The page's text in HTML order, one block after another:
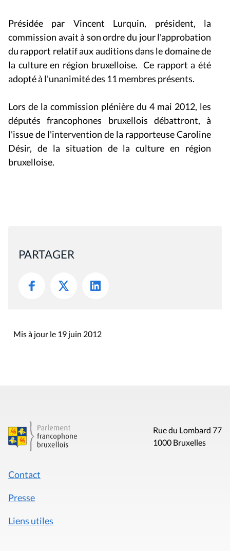
Présidée par Vincent Lurquin, président, la
commission avait à son ordre du jour l'approbation
du rapport relatif aux auditions dans le domaine de
la culture en région bruxelloise. Ce rapport a été
adopté à l'unanimité des 11 membres présents.
Lors de la commission plénière du 4 mai 2012, les
députés francophones bruxellois débattront, à
l'issue de l'intervention de la rapporteuse Caroline
Désir, de la situation de la culture en région
bruxelloise.
PARTAGER
Mis à jour le 19 juin 2012
Rue du Lombard 77
1000 Bruxelles
Contact
Presse
Liens utiles